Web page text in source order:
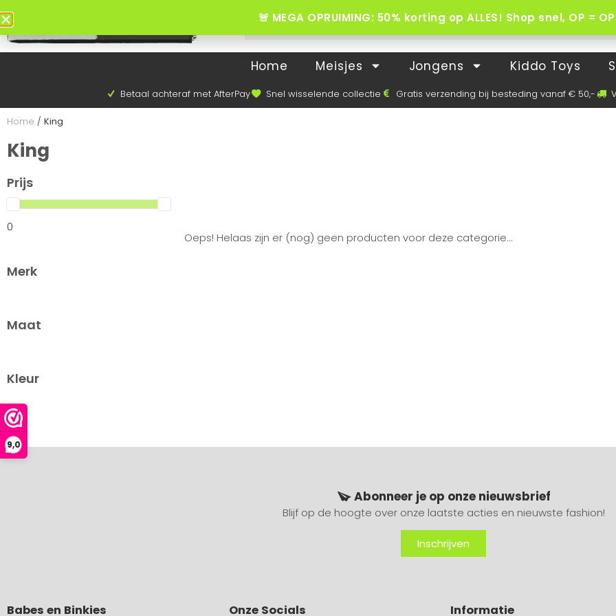
9,0
Home Meisjes Jongens Kiddo Toys
Betaal achteraf met AfterPay Snel wisselende collectie Gratis verzending bij besteding vanaf € 50,-
Home / King
King
Prijs
0
Merk
Maat
Kleur
Oeps! Helaas zijn er (nog) geen producten voor deze categorie...
Abonneer je op onze nieuwsbrief
Blijf op de hoogte over onze laatste acties en nieuwste fashion!
Inschrijven
Babes en Binkies Onze Socials Informatie
🚨 MEGA OPRUIMING: 50% korting op ALLES! Shop snel, OP =